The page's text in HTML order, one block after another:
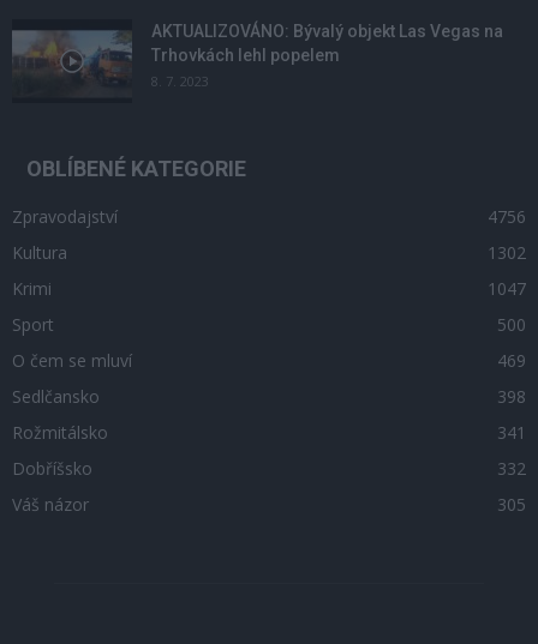
AKTUALIZOVÁNO: Bývalý objekt Las Vegas na
Trhovkách lehl popelem
8. 7. 2023
OBLÍBENÉ KATEGORIE
Zpravodajství
4756
Kultura
1302
Krimi
1047
Sport
500
O čem se mluví
469
Sedlčansko
398
Rožmitálsko
341
Dobříšsko
332
Váš názor
305